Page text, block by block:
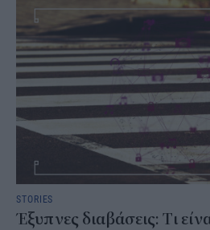
STORIES
Έξυπνες διαβάσεις: Tι